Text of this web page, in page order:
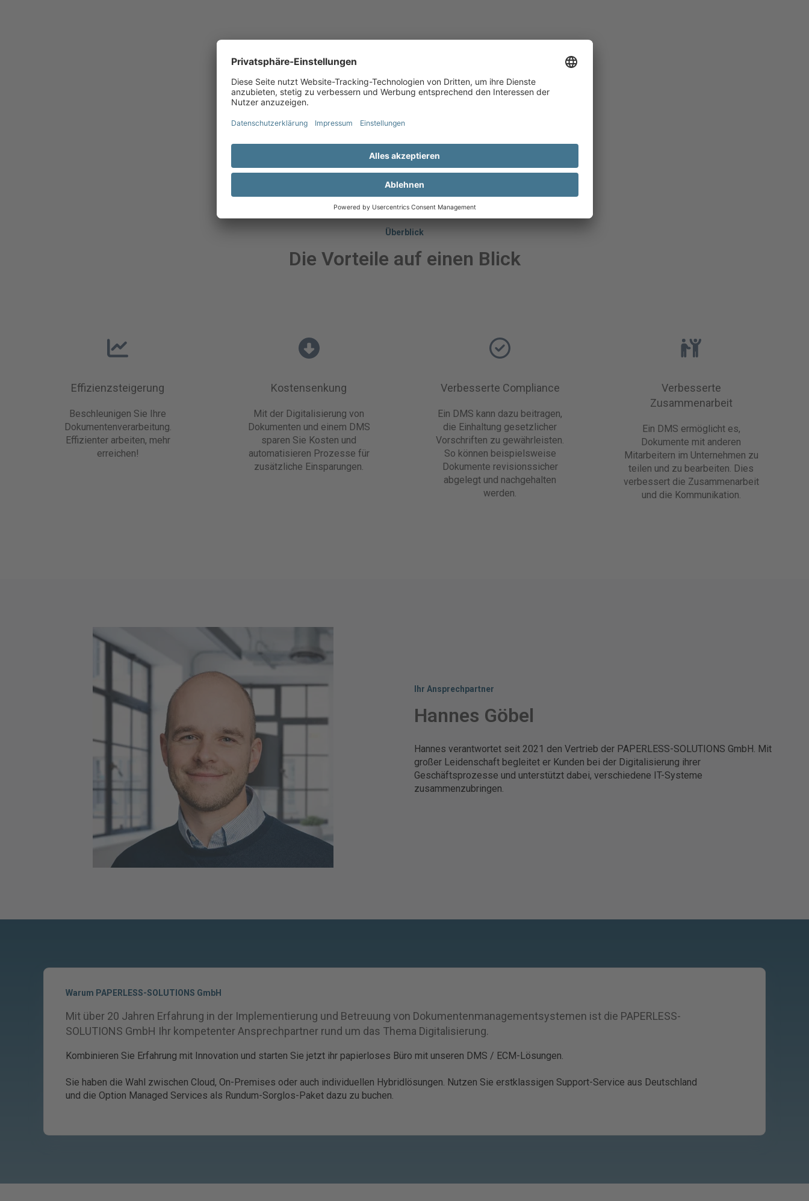
Überblick
Die Vorteile auf einen Blick
Effizienzsteigerung
Beschleunigen Sie Ihre
Dokumentenverarbeitung.
Effizienter arbeiten, mehr
erreichen!
Kostensenkung
Mit der Digitalisierung von
Dokumenten und einem DMS
sparen Sie Kosten und
automatisieren Prozesse für
zusätzliche Einsparungen.
Verbesserte Compliance
Ein DMS kann dazu beitragen,
die Einhaltung gesetzlicher
Vorschriften zu gewährleisten.
So können beispielsweise
Dokumente revisionssicher
abgelegt und nachgehalten
werden.
Verbesserte
Zusammenarbeit
Ein DMS ermöglicht es,
Dokumente mit anderen
Mitarbeitern im Unternehmen zu
teilen und zu bearbeiten. Dies
verbessert die Zusammenarbeit
und die Kommunikation.
Ihr Ansprechpartner
Hannes Göbel
Hannes verantwortet seit 2021 den Vertrieb der PAPERLESS-SOLUTIONS GmbH. Mit
großer Leidenschaft begleitet er Kunden bei der Digitalisierung ihrer
Geschäftsprozesse und unterstützt dabei, verschiedene IT-Systeme
zusammenzubringen.
Warum PAPERLESS-SOLUTIONS GmbH
Mit über 20 Jahren Erfahrung in der Implementierung und Betreuung von Dokumentenmanagementsystemen ist die PAPERLESS-
SOLUTIONS GmbH Ihr kompetenter Ansprechpartner rund um das Thema Digitalisierung.
Kombinieren Sie Erfahrung mit Innovation und starten Sie jetzt ihr papierloses Büro mit unseren DMS / ECM-Lösungen.
Sie haben die Wahl zwischen Cloud, On-Premises oder auch individuellen Hybridlösungen. Nutzen Sie erstklassigen Support-Service aus Deutschland
und die Option Managed Services als Rundum-Sorglos-Paket dazu zu buchen.